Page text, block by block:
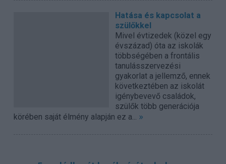
Hatása és kapcsolat a
szülőkkel
Mivel évtizedek (közel egy
évszázad) óta az iskolák
többségében a frontális
tanulásszervezési
gyakorlat a jellemző, ennek
következtében az iskolát
igénybevevő családok,
szülők több generációja
körében saját élmény alapján ez a... »